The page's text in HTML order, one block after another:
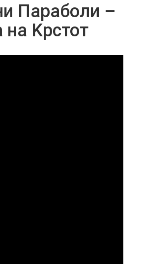
Параболи –
на Kрстот